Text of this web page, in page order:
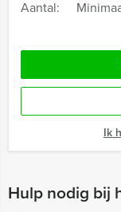
Aantal:
Ik
Hulp nodig bij